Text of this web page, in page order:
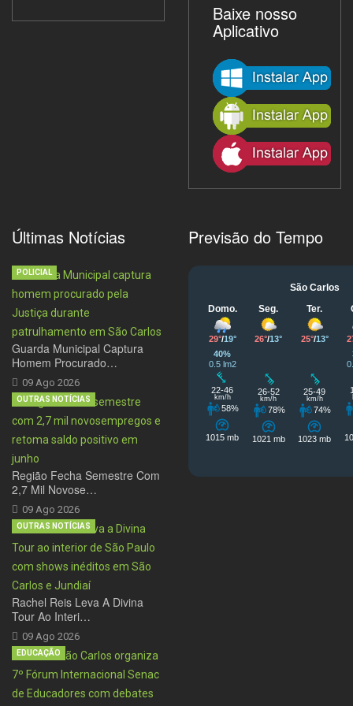
Baixe nosso
Aplicativo
Últimas Notícias
Guarda Municipal Captura
Homem Procurado…
09 Ago 2026
POLICIAL
Região Fecha Semestre Com
2,7 Mil Novose…
09 Ago 2026
OUTRAS NOTÍCIAS
Rachel Reis Leva A Divina
Tour Ao Interi…
09 Ago 2026
OUTRAS NOTÍCIAS
EDUCAÇÃO
Previsão do Tempo